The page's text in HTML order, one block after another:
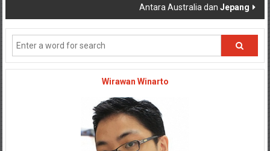
Antara Australia danJepang
Wirawan Winarto